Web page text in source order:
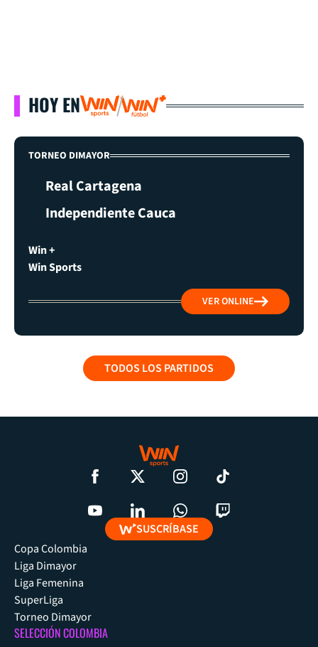
HOY EN
TORNEO DIMAYOR
Real Cartagena
Independiente Cauca
Win +
Win Sports
VER ONLINE
TODOS LOS PARTIDOS
SUSCRÍBASE
Copa Colombia
Liga Dimayor
Liga Femenina
SuperLiga
Torneo Dimayor
SELECCIÓN COLOMBIA